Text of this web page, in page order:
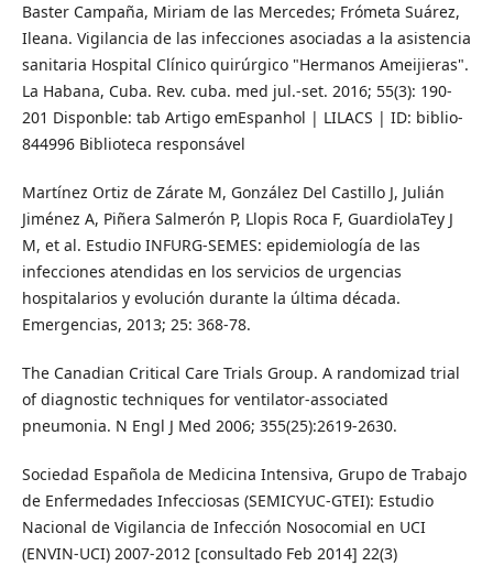
Baster Campaña, Miriam de las Mercedes; Frómeta Suárez,
Ileana. Vigilancia de las infecciones asociadas a la asistencia
sanitaria Hospital Clínico quirúrgico "Hermanos Ameijieras".
La Habana, Cuba. Rev. cuba. med jul.-set. 2016; 55(3): 190-
201 Disponble: tab Artigo emEspanhol | LILACS | ID: biblio-
844996 Biblioteca responsável
Martínez Ortiz de Zárate M, González Del Castillo J, Julián
Jiménez A, Piñera Salmerón P, Llopis Roca F, GuardiolaTey J
M, et al. Estudio INFURG-SEMES: epidemiología de las
infecciones atendidas en los servicios de urgencias
hospitalarios y evolución durante la última década.
Emergencias, 2013; 25: 368-78.
The Canadian Critical Care Trials Group. A randomizad trial
of diagnostic techniques for ventilator-associated
pneumonia. N Engl J Med 2006; 355(25):2619-2630.
Sociedad Española de Medicina Intensiva, Grupo de Trabajo
de Enfermedades Infecciosas (SEMICYUC-GTEI): Estudio
Nacional de Vigilancia de Infección Nosocomial en UCI
(ENVIN-UCI) 2007-2012 [consultado Feb 2014] 22(3)